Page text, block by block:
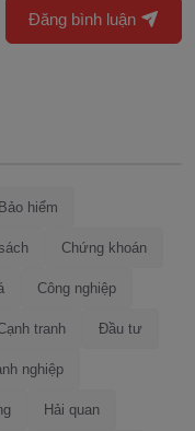
Đăng bình luận
Bảo hiểm
Chứng khoán
Công nghiệp
tranh Đầu tư
nghiệp
Hải quan